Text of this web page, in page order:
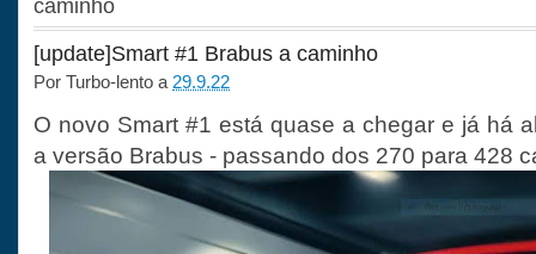
caminho
[update]Smart #1 Brabus a caminho
Por Turbo-lento a 29.9.22
O novo Smart #1 está quase a chegar e já há
a versão Brabus - passando dos 270 para 428